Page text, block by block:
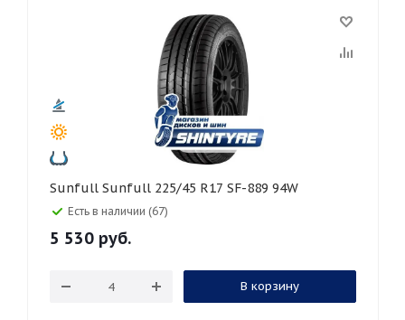
Sunfull Sunfull 225/45 R17 SF-889 94W
Есть в наличии (67)
5 530 руб.
В корзину